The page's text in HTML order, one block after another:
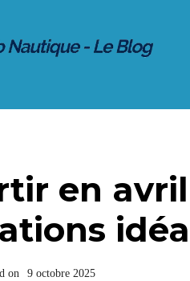
en
on 9 octobre 2025